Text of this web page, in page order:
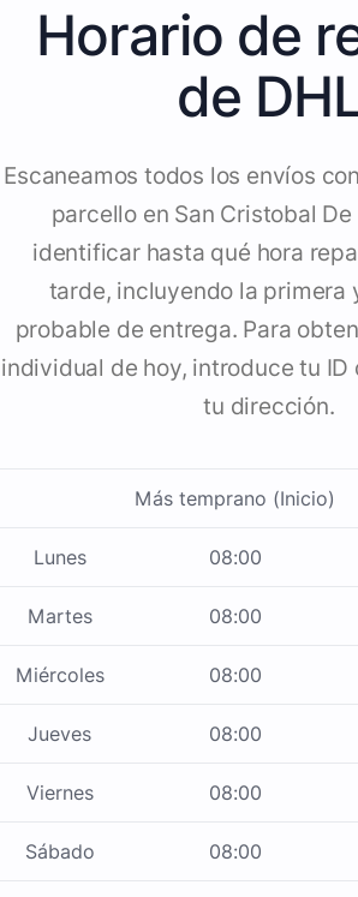
Horario de
de
Escaneamos todos los envíos
parcello en San Cristobal
identificar hasta qué hora
tarde, incluyendo la primera
probable de entrega. Para
individual de hoy, introduce tu ID
tu dirección.
Más temprano (Inicio)
Lunes 08:00
Martes 08:00
Miércoles 08:00
Jueves 08:00
Viernes 08:00
Sábado 08:00